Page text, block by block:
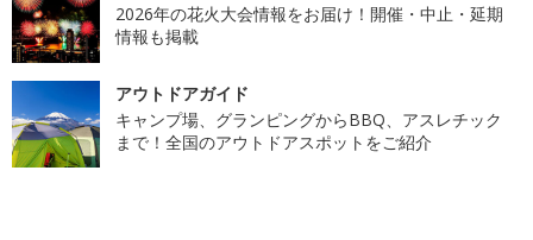
2026年の花火大会情報をお届け！開催・中止・延期
情報も掲載
アウトドアガイド
キャンプ場、グランピングからBBQ、アスレチック
まで！全国のアウトドアスポットをご紹介